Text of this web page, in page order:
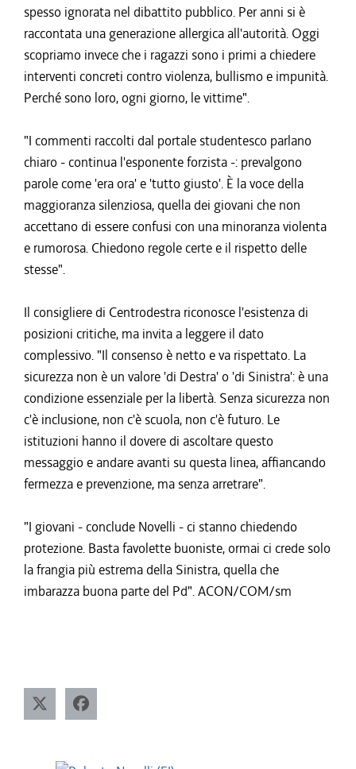
spesso ignorata nel dibattito pubblico. Per anni si è
raccontata una generazione allergica all'autorità. Oggi
scopriamo invece che i ragazzi sono i primi a chiedere
interventi concreti contro violenza, bullismo e impunità.
Perché sono loro, ogni giorno, le vittime".
"I commenti raccolti dal portale studentesco parlano
chiaro - continua l'esponente forzista -: prevalgono
parole come 'era ora' e 'tutto giusto'. È la voce della
maggioranza silenziosa, quella dei giovani che non
accettano di essere confusi con una minoranza violenta
e rumorosa. Chiedono regole certe e il rispetto delle
stesse".
Il consigliere di Centrodestra riconosce l'esistenza di
posizioni critiche, ma invita a leggere il dato
complessivo. "Il consenso è netto e va rispettato. La
sicurezza non è un valore 'di Destra' o 'di Sinistra': è una
condizione essenziale per la libertà. Senza sicurezza non
c'è inclusione, non c'è scuola, non c'è futuro. Le
istituzioni hanno il dovere di ascoltare questo
messaggio e andare avanti su questa linea, affiancando
fermezza e prevenzione, ma senza arretrare".
"I giovani - conclude Novelli - ci stanno chiedendo
protezione. Basta favolette buoniste, ormai ci crede solo
la frangia più estrema della Sinistra, quella che
imbarazza buona parte del Pd". ACON/COM/sm